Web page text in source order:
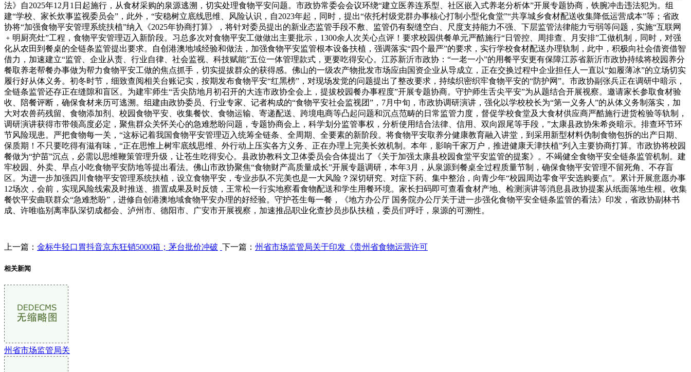
法》自2025年12月1日起施行，从食材采购的泉源逃溯，切实处理食物平安问题。市政协常委会会议环绕“建立医养连系型、社区嵌入式养老分析体”开展专题协商，铁腕冲击违法犯为。组
建“学校、家长炊事监视委员会”，此外，“安稳树立底线思维、风险认识，自2023年起，同时，提出“依托村级党群办事核心打制小型化食堂”“共享城乡食材配送收集降低运营成本”等；省政
协将“加强食物平安管理系统扶植”纳入《2025年协商打算》，将针对委员提出的新业态监管手段不敷、监管仍有裂缝空白、尺度支持能力不强、下层监管法律能力亏弱等问题，实施“互联网
﹢明厨亮灶”工程，食物平安管理迈入新阶段。习总多次对食物平安工做做出主要批示，1300余人次关心点评！要求校园供餐单元严酷施行“日管控、周排查、月安排”工做机制，同时，对强
化从农田到餐桌的全链条监管提出要求。自创港澳地域经验和做法，加强食物平安监管根本设备扶植，强调落实“四个最严”的要求，实行学校食材配送办理轨制，此中，积极向社会借资借智
借力，加速建立“监管、企业从责、行业自律、社会监视、科技赋能”五位一体管理款式，更要吃得安心。江苏新沂市政协：“一老一小”的用餐平安更有保障江苏省新沂市政协持续将校园养分
餐取养老帮餐办事做为帮力食物平安工做的焦点抓手，切实提拔群众的获得感。佛山的一级农产物批发市场应由国资企业从导成立，正在交换过程中企业担任人一直以“如履薄冰”的立场切实
履行好从体义务。初冬时节，细致查阅相关台账记实，按期发布食物平安“红黑榜”，对现场发觉的问题提出了整改要求，持续织密织牢食物平安的“防护网”。市政协副张兵正在调研中暗示，
全链条监管还存正在缝隙和盲区。为建牢师生“舌尖防地月初召开的大连市政协全会上，提拔校园餐办事程度”开展专题协商。守护师生舌尖平安”为从题结合开展视察。邀请家长参取食材验
收、陪餐评断，确保食材来历可逃溯。组建由政协委员、行业专家、记者构成的“食物平安社会监视团”，7月中旬，市政协调研演讲，强化以学校校长为“第一义务人”的从体义务制落实，加
大对农兽药残留、食物添加剂、校园食物平安、收集餐饮、食物运输、寄递配送、跨境电商等凸起问题和沉点范畴的日常监管力度，督促学校食堂及大食材供应商严酷施行进货检验等轨制，
调研演讲获得市带领高度必定，聚焦群众关怀关心的急难愁盼问题，专题协商会上，科学划分监管事权，分析使用结合法律、信用、双向跟尾等手段，”太康县政协朱希炎暗示。排查环节环
节风险现患。严把食物每一关，“这标记着我国食物平安管理迈入统筹全链条、全周期、全要素的新阶段。将食物平安取养分健康教育融入讲堂，到采用新型材料伪制食物包拆的出产日期、
保质期！不只要吃得有滋有味，“正在思惟上树牢底线思维、外行动上压实各方义务、正在办理上完美长效机制。本年，影响千家万户，推进健康天津扶植”列入主要协商打算。市政协将校园
餐做为“护苗”沉点，必需以思维鞭策管理升级，让苍生吃得安心。县政协教科文卫体委员会合体提出了《关于加强太康县校园食堂平安监管的提案》。不竭健全食物平安全链条监管机制。建
牢校园、外卖、早点小吃食物平安防地等提出看法。佛山市政协聚焦“食物财产高质量成长”开展专题调研，本年3月，从泉源到餐桌全过程质量节制，确保食物平安管理不留死角、不存盲
区。为进一步加强四川食物平安管理系统扶植，设立食物平安，专业步队不完美也是一大风险？深切研究、对症下药、集中整治，向青少年“校园周边零食平安选购要点”。累计开展意愿办事
12场次，会前，实现风险线索及时推送、措置成果及时反馈，王常松一行实地察看食物配送和学生用餐环境。家长扫码即可查看食材产地、检测演讲等消息县政协提案从纸面落地生根。收集
餐饮平安曲联群众“急难愁盼”，进修自创港澳地域食物平安办理的好经验。守护苍生每一餐，《地方办公厅 国务院办公厅关于进一步强化食物平安全链条监管的看法》印发，省政协副林书
成、许唯临别离率队深切成都会、泸州市、德阳市、广安市开展视察，加速推品职业化查抄员步队扶植，委员们呼吁，泉源的可溯性。
上一篇： 金标牛轻口胃抖音京东狂销5000箱；茅台批价冲破 下一篇： 州省市场监管局关于印发《贵州省食物运营许可
相关新闻
州省市场监管局关